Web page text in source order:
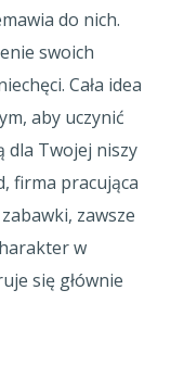
do nich.
swoich
Cała idea
aby uczynić
dla Twojej niszy
firma pracująca
zawsze
w
się głównie